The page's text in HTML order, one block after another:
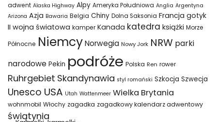
adwent Alaska Highway Alpy Ameryka Południowa Anglia Argentyna
Arizona Azja Bawaria Belgia Chiny Dolna Saksonia Francja gotyk
II wojna światowa kamper Kanada katedra książki Morze
Północne Niemcy Norwegia Nowy Jork NRW parki
narodowe Pekin podróże Polska Ren rower
Ruhrgebiet Skandynawia styl romański Szkocja Szwecja
Unesco USA Utah Wattenmeer Wielka Brytania
wohnmobil Włochy zagadka zagadkowy kalendarz adwentowy
świątynia